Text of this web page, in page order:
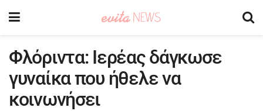
Φλόριντα: Ιερέας δάγκωσε
γυναίκα που ήθελε να
κοινωνήσει